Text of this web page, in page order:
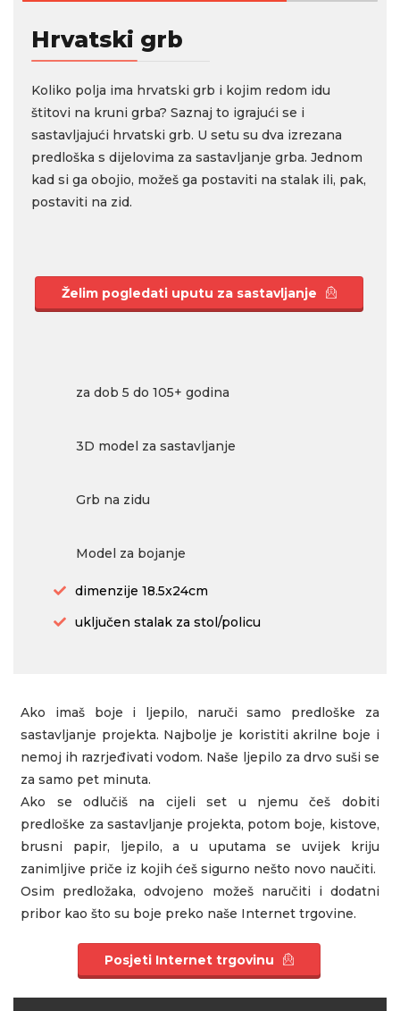
Hrvatski grb
Koliko polja ima hrvatski grb i kojim redom idu
štitovi na kruni grba? Saznaj to igrajući se i
sastavljajući hrvatski grb. U setu su dva izrezana
predloška s dijelovima za sastavljanje grba. Jednom
kad si ga obojio, možeš ga postaviti na stalak ili, pak,
postaviti na zid.
Želim pogledati uputu za sastavljanje
za dob 5 do 105+ godina
3D model za sastavljanje
Grb na zidu
Model za bojanje
dimenzije 18.5x24cm
uključen stalak za stol/policu
Ako imaš boje i ljepilo, naruči samo predloške za
sastavljanje projekta. Najbolje je koristiti akrilne boje i
nemoj ih razrjeđivati vodom. Naše ljepilo za drvo suši se
za samo pet minuta.
Ako se odlučiš na cijeli set u njemu češ dobiti
predloške za sastavljanje projekta, potom boje, kistove,
brusni papir, ljepilo, a u uputama se uvijek kriju
zanimljive priče iz kojih ćeš sigurno nešto novo naučiti.
Osim predložaka, odvojeno možeš naručiti i dodatni
pribor kao što su boje preko naše Internet trgovine.
Posjeti Internet trgovinu